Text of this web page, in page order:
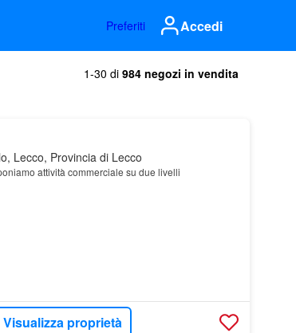
Preferiti Accedi
1-30 di 984 negozi in vendita
Lecco, Provincia di Lecco
attività commerciale su due livelli
Visualizza proprietà